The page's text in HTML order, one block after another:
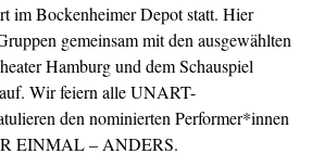
im Bockenheimer Depot statt. Hier
gemeinsam mit den ausgewählten
Hamburg und dem Schauspiel
Wir feiern alle UNART-
den nominierten Performer*innen
EINMAL – ANDERS.